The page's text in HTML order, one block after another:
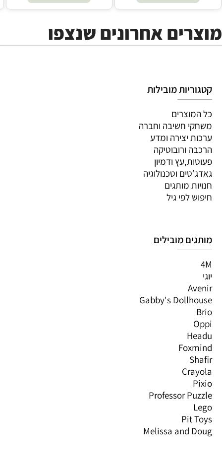
מוצרים אחרונים שנצפו
קטגוריות מובילות
כל המוצרים
משחקי חשיבה וחברה
ערכות יצירה ומדע
הרכבה ורובוטיקה
פעוטות,עץ ודמיון
גאדג’טים וטכנולוגיה
חנויות מותגים
חיפוש לפי גיל
מותגים מובילים
4M
יוגי
Avenir
Gabby's Dollhouse
Brio
Oppi
Headu
Foxmind
Shafir
Crayola
Pixio
Professor Puzzle
Lego
Pit Toys
Melissa and Doug